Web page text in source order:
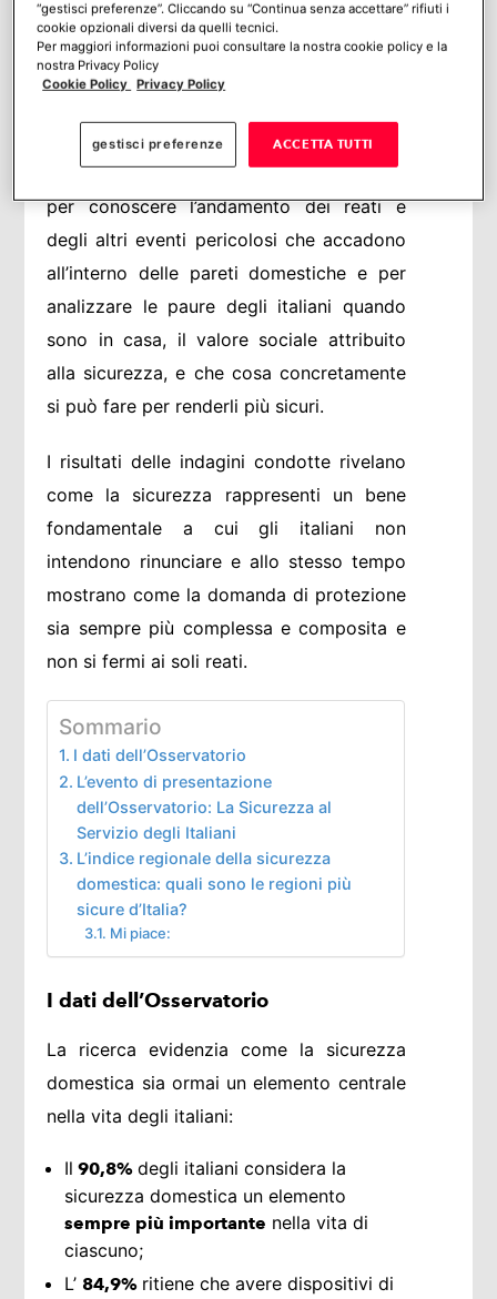
e collaborazione tra cittadini, Stato e
aziende private.
ha consolidato la sua autorevolezza,
ponendosi come un punto di riferimento
per conoscere l’andamento dei reati e
degli altri eventi pericolosi che accadono
all’interno delle pareti domestiche e per
analizzare le paure degli italiani quando
sono in casa, il valore sociale attribuito
alla sicurezza, e che cosa concretamente
si può fare per renderli più sicuri.
I risultati delle indagini condotte rivelano
come la sicurezza rappresenti un bene
fondamentale a cui gli italiani non
intendono rinunciare e allo stesso tempo
mostrano come la domanda di protezione
sia sempre più complessa e composita e
non si fermi ai soli reati.
Sommario
I dati dell’Osservatorio
L’evento di presentazione
dell’Osservatorio: La Sicurezza al
Servizio degli Italiani
L’indice regionale della sicurezza
domestica: quali sono le regioni più
sicure d’Italia?
Mi piace:
I dati dell’Osservatorio
La ricerca evidenzia come la sicurezza
domestica sia ormai un elemento centrale
nella vita degli italiani:
Il 90,8%degli italiani considera la
sicurezza domestica un elemento
sempre più importante nella vita di
ciascuno;
L’ 84,9% ritiene che avere dispositivi di
“gestisci preferenze”. Cliccando su “Continua senza accettare” rifiuti i
cookie opzionali diversi da quelli tecnici.
Per maggiori informazioni puoi consultare la nostra cookie policy e la
nostra Privacy Policy
Cookie Policy Privacy Policy
gestisci preferenze ACCETTA TUTTI